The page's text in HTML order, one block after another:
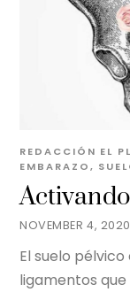
NOVEMBER 4, 2020
REDACCIÓN EL
EMBARAZO,
El suelo
ligamentos